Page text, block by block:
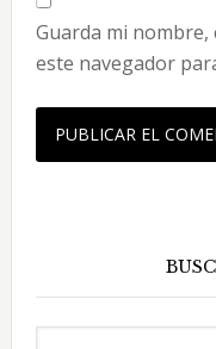
Guarda mi
este navegador
principal